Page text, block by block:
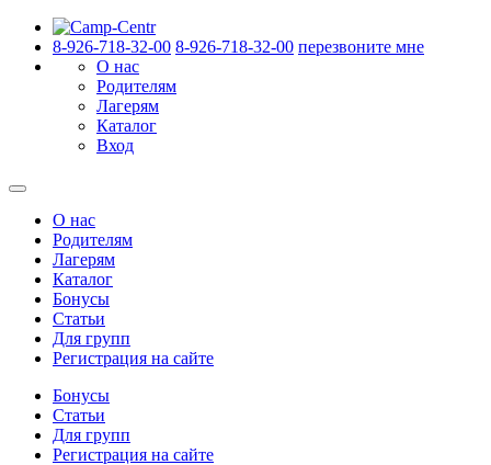
8-926-718-32-00 8-926-718-32-00 перезвоните мне
О нас
Родителям
Лагерям
Каталог
Вход
О нас
Родителям
Лагерям
Каталог
Бонусы
Статьи
Для групп
Регистрация на сайте
Бонусы
Статьи
Для групп
Регистрация на сайте